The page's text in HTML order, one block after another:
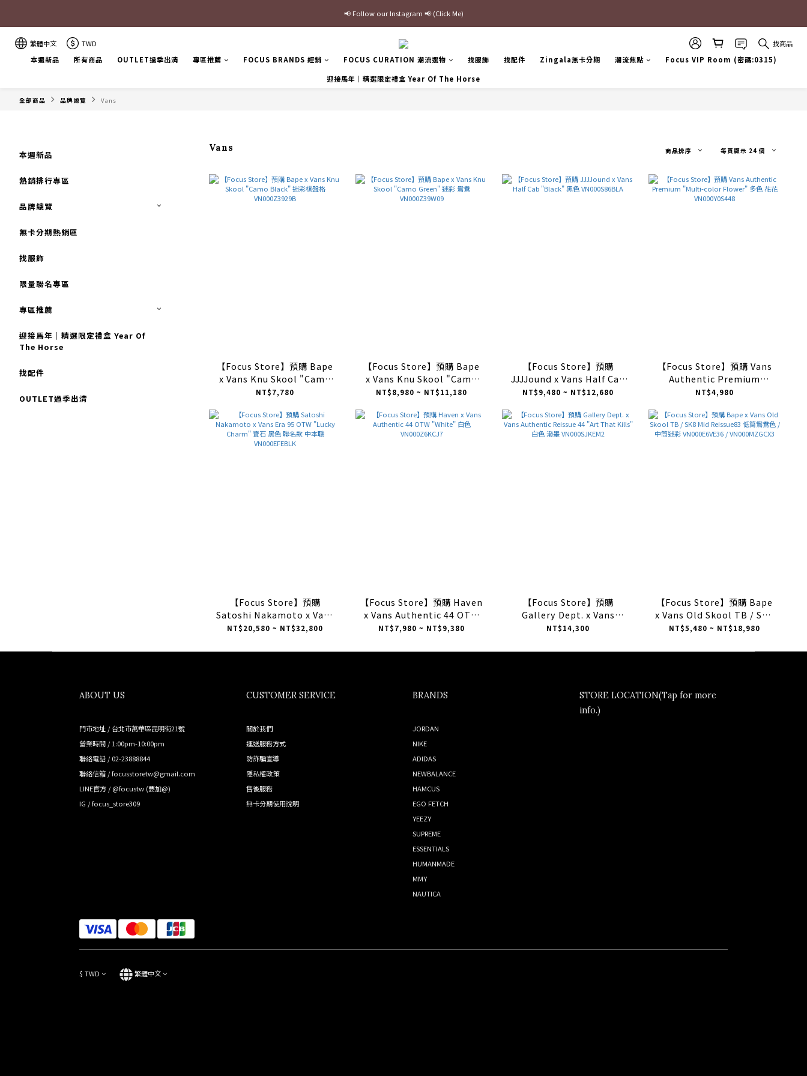
最新三方聯名倒鉤，火熱預購接單中🔥
📢 Follow our Instagram 📢 (Click Me)
加入官網會員即贈$100購物金
繁體中文 TWD
找商品
本週新品
所有商品 OUTLET過季出清 專區推薦 FOCUS BRANDS 經銷 FOCUS CURATION 潮流選物 找服飾 找配件 Zingala無卡分期 潮流焦點
Focus VIP Room (密碼:0315)
迎接馬年｜精選限定禮盒 Year Of The Horse
全部商品 品牌總覽 Vans
本週新品
熱銷排行專區
品牌總覽
無卡分期熱銷區
找服飾
限量聯名專區
專區推薦
迎接馬年｜精選限定禮盒 Year Of
The Horse
找配件
OUTLET過季出清
Vans 商品排序 每頁顯示 24 個
【Focus Store】預購 Bape
x Vans Knu Skool "Camo
Black" 迷彩棋盤格
NT$7,780
【Focus Store】預購 Bape
x Vans Knu Skool "Camo
Green" 迷彩 鴛鴦
NT$8,980 ~ NT$11,180
【Focus Store】預購
JJJJound x Vans Half Cab
"Black" 黑色 VN000S86BLA
NT$9,480 ~ NT$12,680
【Focus Store】預購 Vans
Authentic Premium
"Multi-color Flower" 多色
NT$4,980
【Focus Store】預購
Satoshi Nakamoto x Vans
Era 95 OTW "Lucky
本聰 VN000EFEBLK
NT$20,580 ~ NT$32,800
【Focus Store】預購 Haven
x Vans Authentic 44 OTW
"White" 白色
NT$7,980 ~ NT$9,380
【Focus Store】預購
Gallery Dept. x Vans
Authentic Reissue 44 "Art
VN000SJKEM2
NT$14,300
【Focus Store】預購 Bape
x Vans Old Skool TB / SK8
Mid Reissue83 低筒鴛鴦色 /
VN000MZGCX3
NT$5,480 ~ NT$18,980
ABOUT US
門市地址 / 台北市萬華區昆明街21號
營業時間 / 1:00pm-10:00pm
聯絡電話 / 02-23888844
聯絡信箱 / focusstoretw@gmail.com
LINE官方 / @focustw (要加@)
IG /focus_store309
CUSTOMER SERVICE
關於我們
運送服務方式
防詐騙宣導
隱私權政策
售後服務
無卡分期使用說明
BRANDS
JORDAN
NIKE
ADIDAS
NEWBALANCE
HAMCUS
EGO FETCH
YEEZY
SUPREME
ESSENTIALS
HUMANMADE
MMY
NAUTICA
STORE LOCATION(Tap for more
info.)
$ TWD 繁體中文